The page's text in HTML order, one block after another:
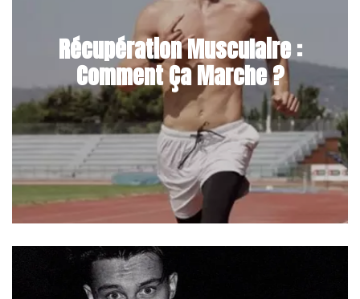
Récupération Musculaire :
Comment Ça Marche ?